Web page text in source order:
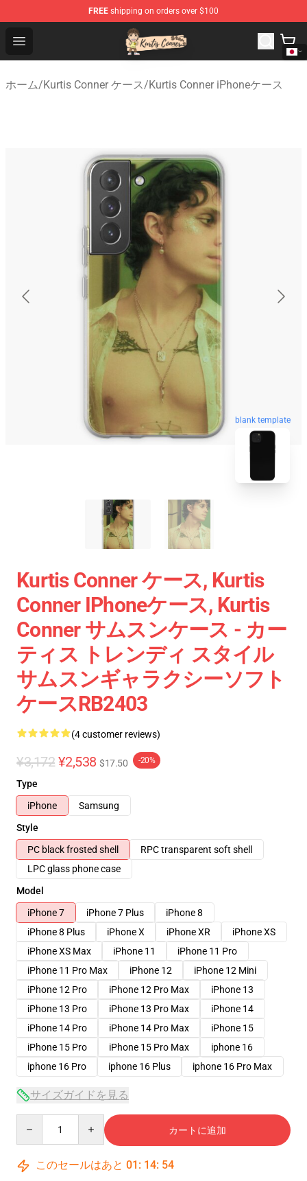
FREE shipping on orders over $100
Open menu
Kurtis Conner Store - Official Kurtis Conner Merchandise
ホーム/Kurtis Conner ケース/Kurtis Conner iPhoneケース
blank template
Kurtis Conner ケース, Kurtis
Conner IPhoneケース, Kurtis
Conner サムスンケース - カー
ティス トレンディ スタイル
サムスンギャラクシーソフト
ケースRB2403
(4 customer reviews)
¥3,172 ¥2,538 $17.50 -20%
Type
iPhone
Samsung
Style
PC black frosted shell
RPC transparent soft shell
LPC glass phone case
Model
iPhone 7
iPhone 7 Plus
iPhone 8
iPhone 8 Plus
iPhone X iPhone XR
iPhone XS
iPhone XS Max
iPhone 11
iPhone 11 Pro
iPhone 11 Pro Max
iPhone 12
iPhone 12 Mini
iPhone 12 Pro
iPhone 12 Pro Max
iPhone 13
iPhone 13 Pro
iPhone 13 Pro Max
iPhone 14
iPhone 14 Pro
iPhone 14 Pro Max
iPhone 15
iPhone 15 Pro
iPhone 15 Pro Max
iphone 16
iphone 16 Pro
iphone 16 Plus iphone 16 Pro Max
サイズガイドを見る
カートに追加
このセールはあと 01 : 14: 54